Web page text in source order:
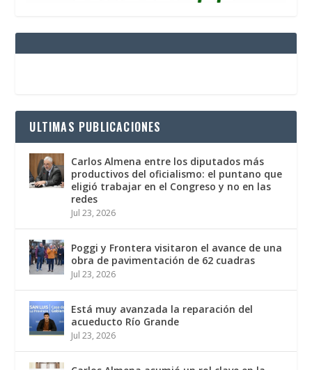
ULTIMAS PUBLICACIONES
Carlos Almena entre los diputados más
productivos del oficialismo: el puntano que
eligió trabajar en el Congreso y no en las
redes
Jul 23, 2026
Poggi y Frontera visitaron el avance de una
obra de pavimentación de 62 cuadras
Jul 23, 2026
Está muy avanzada la reparación del
acueducto Río Grande
Jul 23, 2026